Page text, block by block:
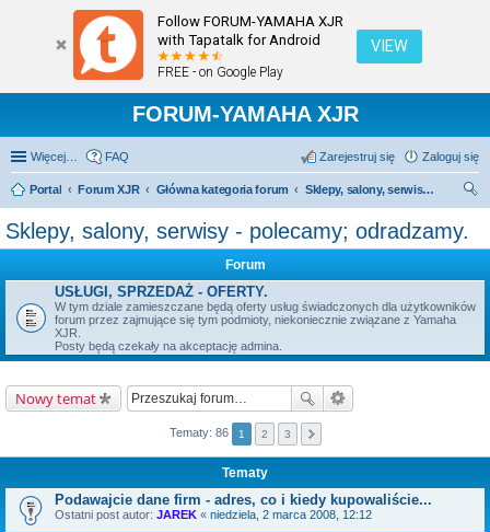
Follow FORUM-YAMAHA XJR
with Tapatalk for Android
FREE - on Google Play
VIEW
FORUM-YAMAHA XJR
Więcej… FAQ Zaloguj się
Zarejestruj się
Portal Forum XJR Główna kategoria forum
Sklepy, salony, serwisy - polecamy; odradzamy.
kaj
Sklepy, salony, serwisy - polecamy; odradzamy.
Forum
USŁUGI, SPRZEDAŻ - OFERTY.
W tym dziale zamieszczane będą oferty usług świadczonych dla użytkowników
forum przez zajmujące się tym podmioty, niekoniecznie związane z Yamaha
XJR.
Posty będą czekały na akceptację admina.
Nowy temat
Tematy: 86 1 2 3
Tematy
Podawajcie dane firm - adres, co i kiedy kupowaliście...
Ostatni post autor: JAREK « niedziela, 2 marca 2008, 12:12